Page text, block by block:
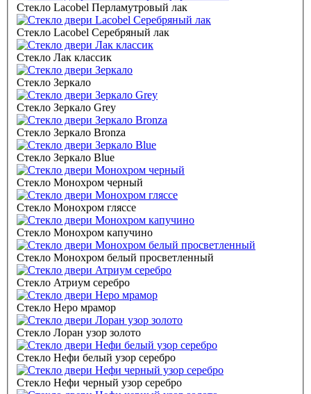
Стекло Lacobel Перламутровый лак
Стекло Lacobel Серебряный лак
Стекло Лак классик
Стекло Зеркало
Стекло Зеркало Grey
Стекло Зеркало Bronza
Стекло Зеркало Blue
Стекло Монохром черный
Стекло Монохром гляссе
Стекло Монохром капучино
Стекло Монохром белый просветленный
Стекло Атриум серебро
Стекло Неро мрамор
Стекло Лоран узор золото
Стекло Нефи белый узор серебро
Стекло Нефи черный узор серебро